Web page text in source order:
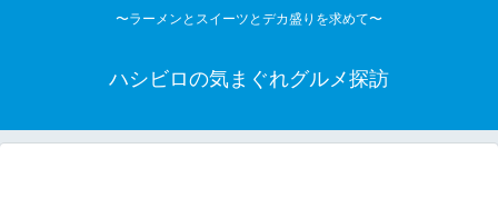
〜ラーメンとスイーツとデカ盛りを求めて〜
ハシビロの気まぐれグルメ探訪